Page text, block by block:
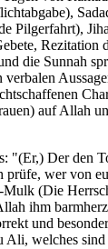
Pilgerfahrt),
Rezitation
die Sunnah
auf Allah
"(Er,) Der den
prüfe, wer von
Mulk (Die
ihm
und
Ali, welches